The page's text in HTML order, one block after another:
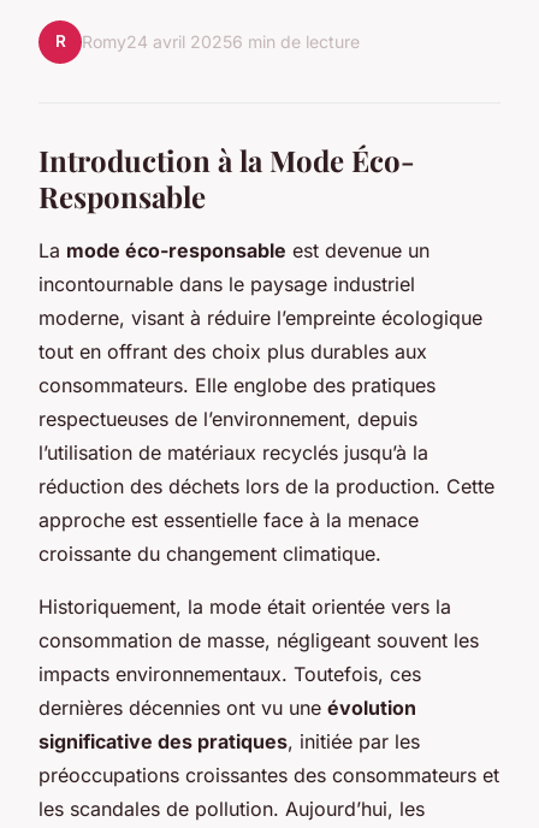
R Romy24 avril 20256 min de lecture
Introduction à la Mode Éco-
Responsable
La mode éco-responsable est devenue un
incontournable dans le paysage industriel
moderne, visant à réduire l’empreinte écologique
tout en offrant des choix plus durables aux
consommateurs. Elle englobe des pratiques
respectueuses de l’environnement, depuis
l’utilisation de matériaux recyclés jusqu’à la
réduction des déchets lors de la production. Cette
approche est essentielle face à la menace
croissante du changement climatique.
Historiquement, la mode était orientée vers la
consommation de masse, négligeant souvent les
impacts environnementaux. Toutefois, ces
dernières décennies ont vu une évolution
significative des pratiques, initiée par les
préoccupations croissantes des consommateurs et
les scandales de pollution. Aujourd’hui, les